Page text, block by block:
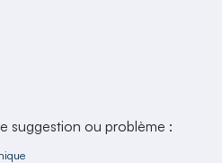
suggestion ou problème :